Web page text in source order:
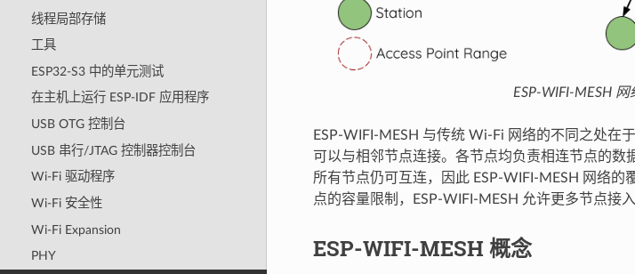
线程局部存储
工具
ESP32-S3 中的单元测试
在主机上运行 ESP-IDF 应用程序
USB OTG 控制台
USB 串行/JTAG 控制器控制台
Wi-Fi 驱动程序
Wi-Fi 安全性
Wi-Fi Expansion
PHY
ESP-WIFI-MESH
ESP-WIFI-MESH 与传统 Wi-Fi 网络的不同之处在
可以与相邻节点连接。各节点均负责相连节点的数
所有节点仍可互连，因此 ESP-WIFI-MESH 网络
点的容量限制，ESP-WIFI-MESH 允许更多节点接
ESP-WIFI-MESH 概念